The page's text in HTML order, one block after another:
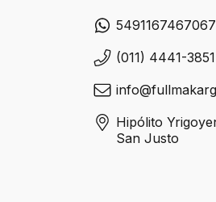
5491167467067
(011) 4441-3851
Hipólito
San Justo